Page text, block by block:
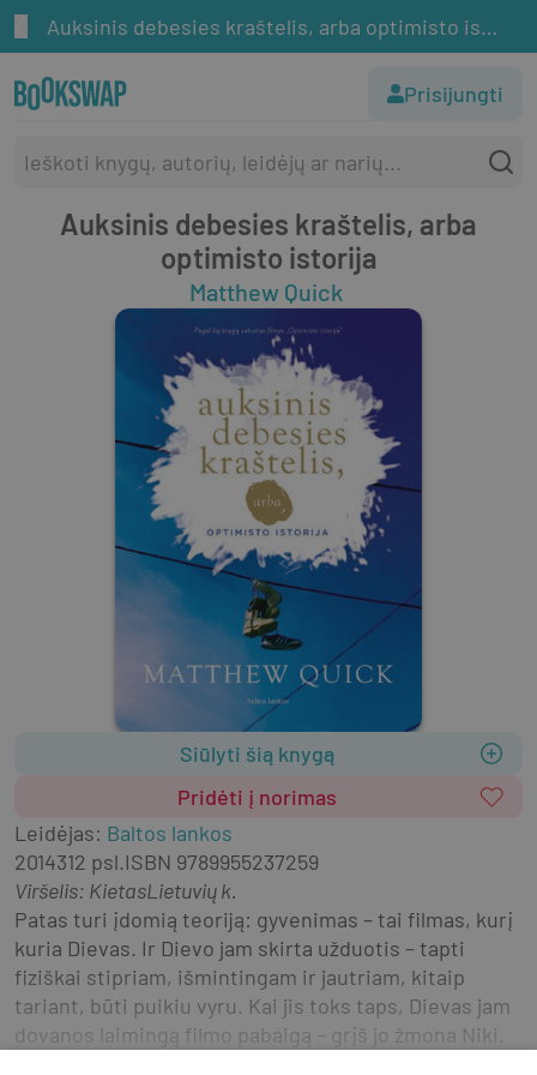
Auksinis debesies kraštelis, arba optimisto istorija
Prisijungti
Auksinis debesies kraštelis, arba
optimisto istorija
Matthew Quick
Siūlyti šią knygą
Pridėti į norimas
Leidėjas: Baltos lankos
2014312 psl.ISBN 9789955237259
Viršelis: KietasLietuvių k.
Patas turi įdomią teoriją: gyvenimas – tai filmas, kurį
kuria Dievas. Ir Dievo jam skirta užduotis – tapti
fiziškai stipriam, išmintingam ir jautriam, kitaip
tariant, būti puikiu vyru. Kai jis toks taps, Dievas jam
dovanos laimingą filmo pabaigą – grįš jo žmona Niki.